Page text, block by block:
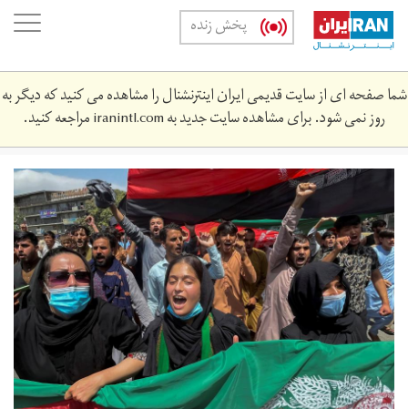
Skip
main
content
پخش زنده
شما صفحه ای از سایت قدیمی ایران اینترنشنال را مشاهده می کنید که دیگر به
روز نمی شود. برای مشاهده سایت جدید بهiranintl.comمراجعه کنید.
e9lu9ddwubedhig.jpeg